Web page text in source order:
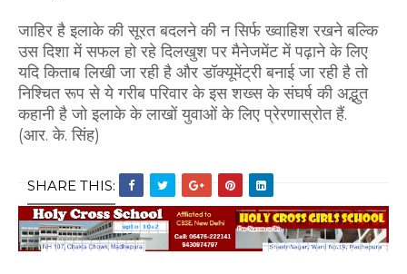
जाहिर है इलाके की सूरत बदलने की न सिर्फ ख्वाहिश रखने बल्कि
उस दिशा में सफल हो रहे दिलखुश पर मैनेजमेंट में पढ़ाने के लिए
यदि किताब लिखी जा रही है और डॉक्यूमेंट्री बनाई जा रही है तो
निश्चित रूप से ये गरीब परिवार के इस शख्स के संघर्ष की अद्भुत
कहानी है जो इलाके के लाखों युवाओं के लिए प्रेरणास्रोत हैं.
(आर. के. सिंह)
SHARE THIS: